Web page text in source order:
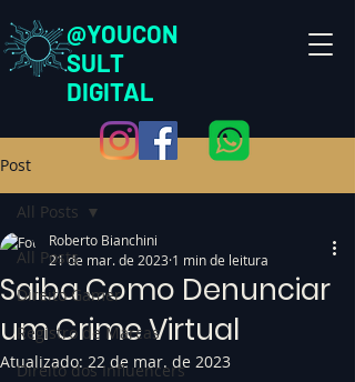
@YOUCON
SULT
DIGITAL
Post
All Posts
Direito Gamer
Registro de Marcas
Direito dos Influencers
All Posts
Saiba Como Denunciar
um Crime Virtual
Roberto Bianchini
21 de mar. de 2023 1 min de leitura
Atualizado: 22 de mar. de 2023